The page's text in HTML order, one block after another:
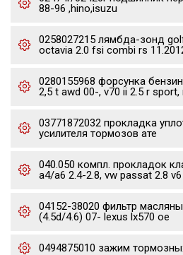
88-96 ,hino,isuzu
0258027215 лямбда-зонд
octavia 2.0 fsi combi rs
0280155968 форсунка
2,5 t awd 00-, v70 ii 2.5 r sport,
03771872032 прокладка
усилителя тормозов ате
040.050 компл. прокладок
a4/a6 2.4-2.8, vw passat 2.8
04152-38020 фильтр
(4.5d/4.6) 07- lexus lx570 oe
0494875010 зажим